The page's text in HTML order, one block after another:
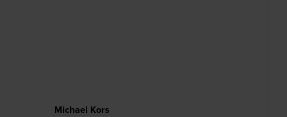
Michael Kors